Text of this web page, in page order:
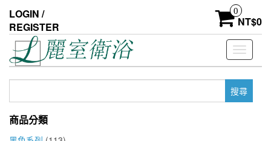
the
content
LOGIN /
REGISTER
0
NT$0
Toggle
鍵
商品分類